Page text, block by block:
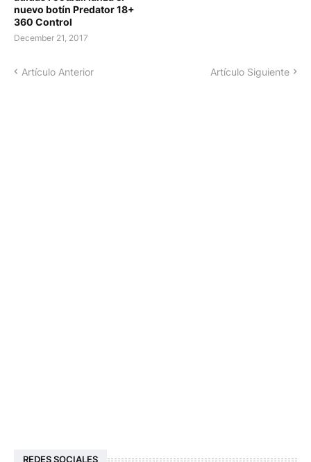
nuevo botín Predator 18+
360 Control
December 21, 2017
Artículo Anterior Artículo Siguiente
REDES SOCIALES